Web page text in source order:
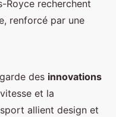
Royce recherchent
renforcé par une
des innovations
et la
allient design et